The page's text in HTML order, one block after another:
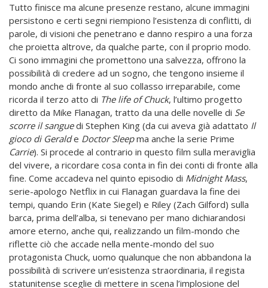
Tutto finisce ma alcune presenze restano, alcune immagini
persistono e certi segni riempiono l’esistenza di conflitti, di
parole, di visioni che penetrano e danno respiro a una forza
che proietta altrove, da qualche parte, con il proprio modo.
Ci sono immagini che promettono una salvezza, offrono la
possibilità di credere ad un sogno, che tengono insieme il
mondo anche di fronte al suo collasso irreparabile, come
ricorda il terzo atto di The life of Chuck, l’ultimo progetto
diretto da Mike Flanagan, tratto da una delle novelle di Se
scorre il sanguedi Stephen King (da cui aveva già adattato Il
gioco di Geralde Doctor Sleepma anche la serie Prime
Carrie). Si procede al contrario in questo film sulla meraviglia
del vivere, a ricordare cosa conta in fin dei conti di fronte alla
fine. Come accadeva nel quinto episodio di Midnight Mass,
serie-apologo Netflix in cui Flanagan guardava la fine dei
tempi, quando Erin (Kate Siegel) e Riley (Zach Gilford) sulla
barca, prima dell’alba, si tenevano per mano dichiarandosi
amore eterno, anche qui, realizzando un film-mondo che
riflette ciò che accade nella mente-mondo del suo
protagonista Chuck, uomo qualunque che non abbandona la
possibilità di scrivere un’esistenza straordinaria, il regista
statunitense sceglie di mettere in scena l’implosione del